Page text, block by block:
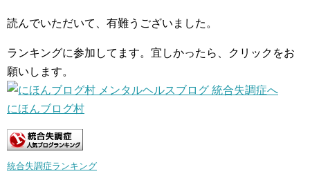
読んでいただいて、有難うございました。
ランキングに参加してます。宜しかったら、クリックをお
願いします。
にほんブログ村
統合失調症ランキング